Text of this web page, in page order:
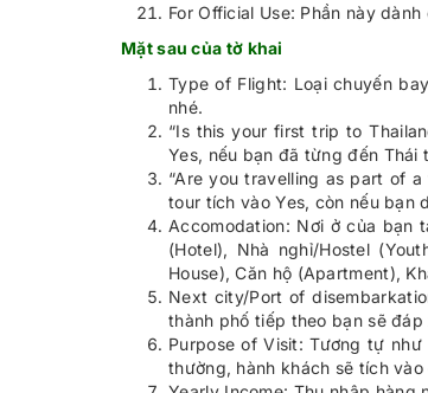
For Official Use: Phần này
Mặt sau của tờ khai
Type of Flight: Loại chuyến
nhé.
“Is this your first trip to
Yes, nếu bạn đã từng đến Thái
“Are you travelling as part of
tour tích vào Yes, còn nếu bạn
Accomodation: Nơi ở của bạn
(Hotel), Nhà nghỉ/Hostel
House), Căn hộ (Apartment),
Next city/Port of
thành phố tiếp theo bạn sẽ
Purpose of Visit: Tương tự
thường, hành khách sẽ tích vào